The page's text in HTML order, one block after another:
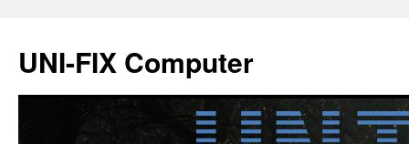
indhold
UNI-FIX Computer